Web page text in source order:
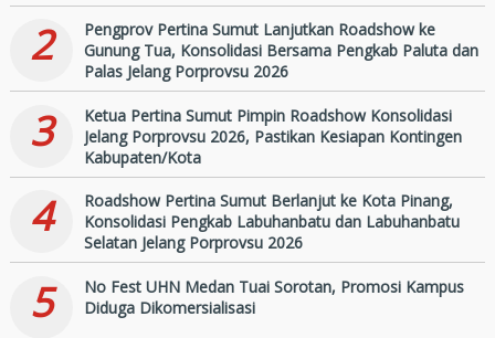
2
Pengprov Pertina Sumut Lanjutkan Roadshow ke
Gunung Tua, Konsolidasi Bersama Pengkab Paluta dan
Palas Jelang Porprovsu 2026
3
Ketua Pertina Sumut Pimpin Roadshow Konsolidasi
Jelang Porprovsu 2026, Pastikan Kesiapan Kontingen
Kabupaten/Kota
4
Roadshow Pertina Sumut Berlanjut ke Kota Pinang,
Konsolidasi Pengkab Labuhanbatu dan Labuhanbatu
Selatan Jelang Porprovsu 2026
5
No Fest UHN Medan Tuai Sorotan, Promosi Kampus
Diduga Dikomersialisasi